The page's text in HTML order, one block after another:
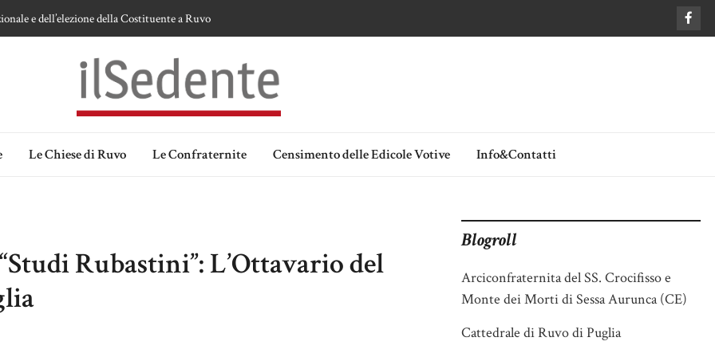
e dell’elezione della Costituente a Ruvo
Madonna delle Grazie di Ruvo di Puglia
Ipotesi e memorie.
Le Chiese di Ruvo Le Confraternite Censimento delle Edicole Votive Info&Contatti
Rubastini”: L’Ottavario del
Blogroll
Arciconfraternita del SS. Crocifisso e
Monte dei Morti di Sessa Aurunca (CE)
Cattedrale di Ruvo di Puglia